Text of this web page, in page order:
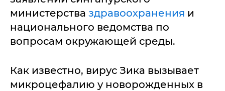
министерства здравоохранения и
национального ведомства по
вопросам окружающей среды.
Как известно, вирус Зика вызывает
микроцефалию у новорожденных в